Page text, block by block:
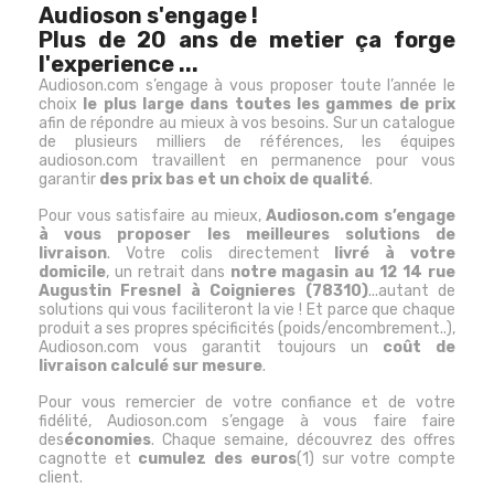
Audioson s'engage !
Plus de 20 ans de metier ça forge
l'experience ...
Audioson.com s’engage à vous proposer toute l’année le
choix
le plus large dans toutes les gammes de prix
afin de répondre au mieux à vos besoins. Sur un catalogue
de plusieurs milliers de références, les équipes
audioson.com travaillent en permanence pour vous
garantir des prix bas et un choix de qualité.
Pour vous satisfaire au mieux,Audioson.com s’engage
à vous proposer les meilleures solutions de
livraison. Votre colis directement
livré à votre
domicile, un retrait dans notre magasin au 12 14 rue
Augustin Fresnel à Coignieres (78310)...autant de
solutions qui vous faciliteront la vie ! Et parce que chaque
produit a ses propres spécificités (poids/encombrement..),
Audioson.com vous garantit toujours un coût de
livraison calculé sur mesure.
Pour vous remercier de votre confiance et de votre
fidélité, Audioson.com s’engage à vous faire faire
deséconomies. Chaque semaine, découvrez des offres
cagnotte et cumulez des euros(1) sur votre compte
client.